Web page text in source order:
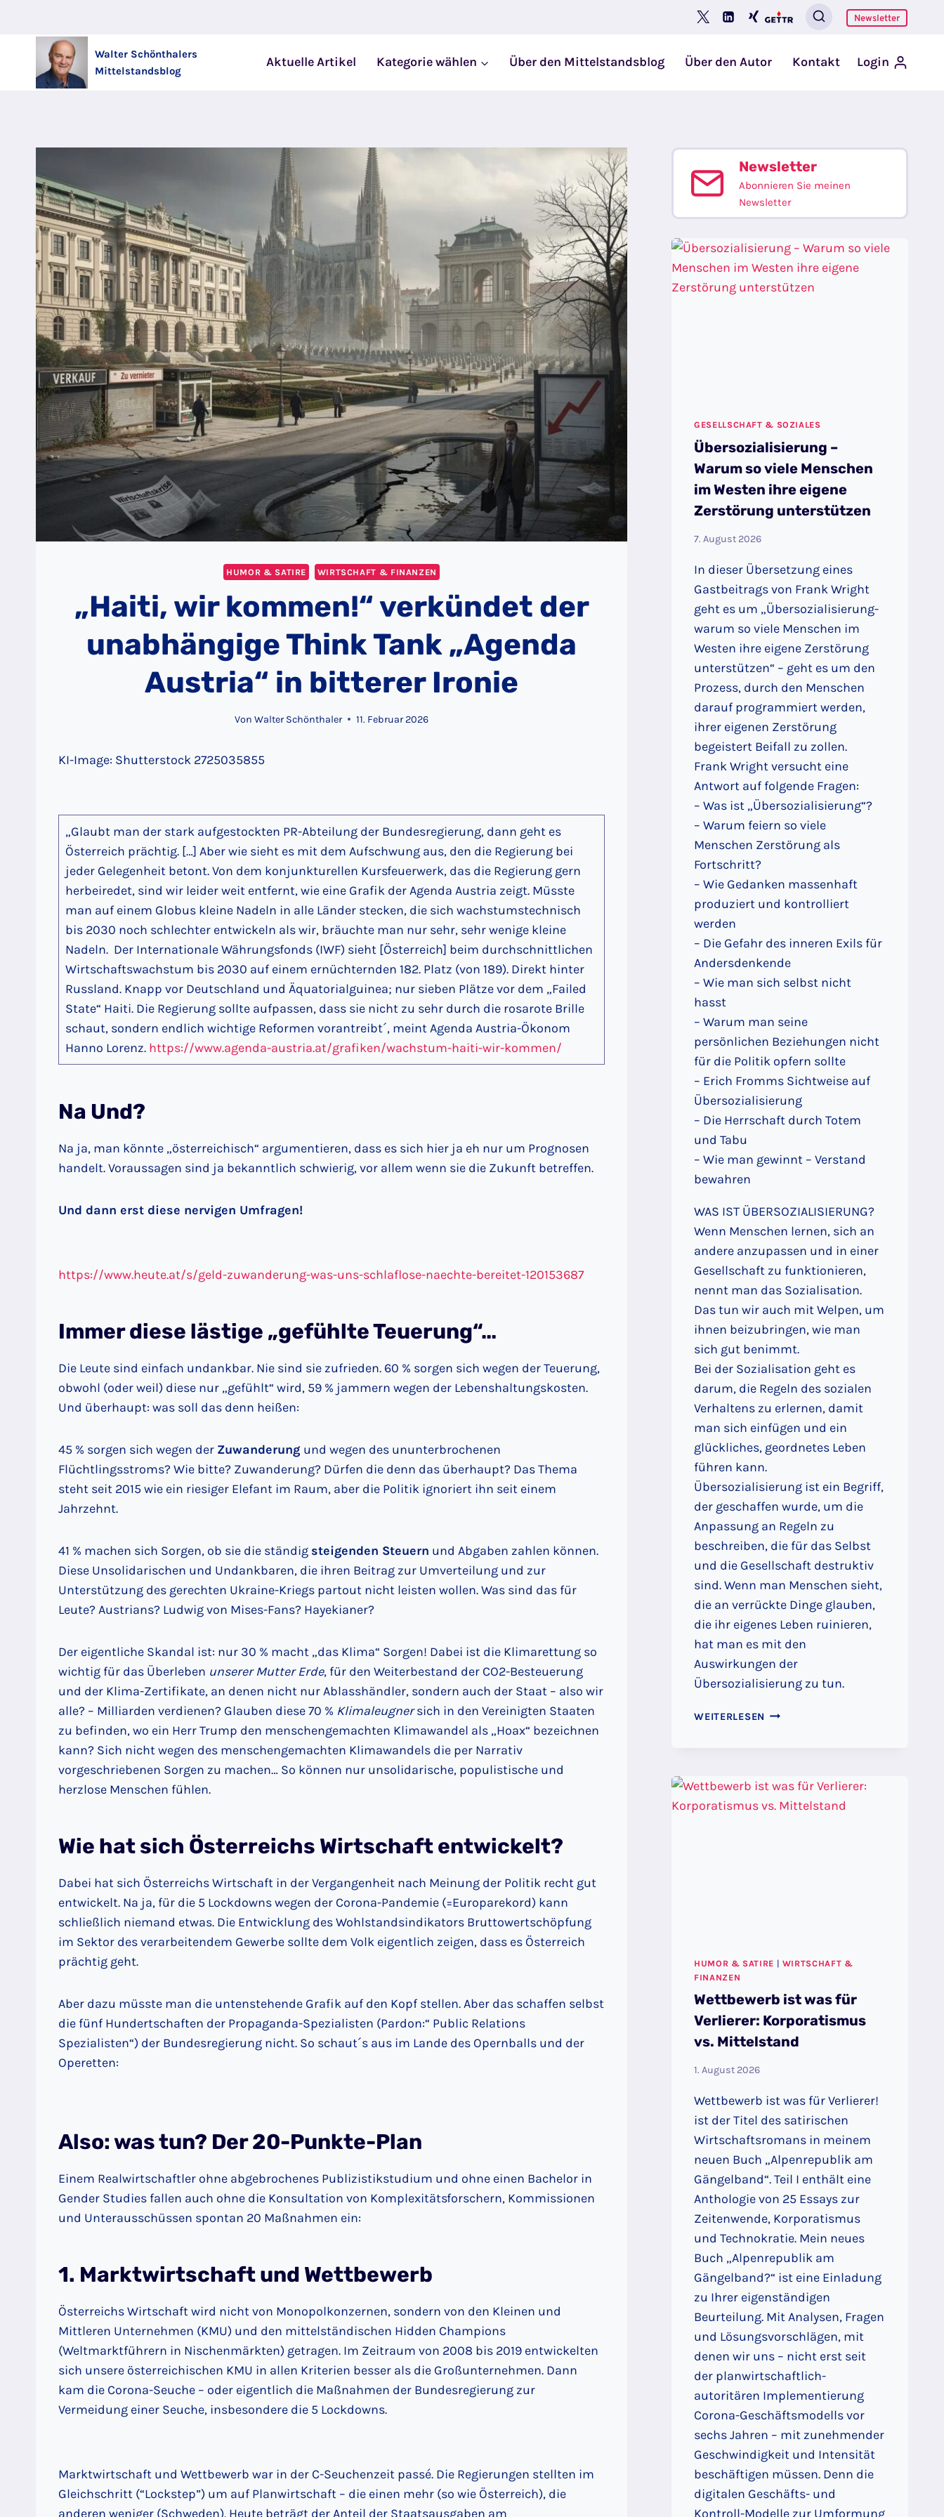
springen
Newsletter
Walter Schönthalers
Mittelstandsblog
Aktuelle Artikel Kategorie wählen Über den Mittelstandsblog Über den Autor Kontakt Login
HUMOR & SATIRE WIRTSCHAFT & FINANZEN
„Haiti, wir kommen!“ verkündet der
unabhängige Think Tank „Agenda
Austria“ in bitterer Ironie
Von Walter Schönthaler 11. Februar 2026
KI-Image: Shutterstock 2725035855
„Glaubt man der stark aufgestockten PR-Abteilung der Bundesregierung, dann geht es
Österreich prächtig. […] Aber wie sieht es mit dem Aufschwung aus, den die Regierung bei
jeder Gelegenheit betont. Von dem konjunkturellen Kursfeuerwerk, das die Regierung gern
herbeiredet, sind wir leider weit entfernt, wie eine Grafik der Agenda Austria zeigt. Müsste
man auf einem Globus kleine Nadeln in alle Länder stecken, die sich wachstumstechnisch
bis 2030 noch schlechter entwickeln als wir, bräuchte man nur sehr, sehr wenige kleine
Nadeln. Der Internationale Währungsfonds (IWF) sieht [Österreich] beim durchschnittlichen
Wirtschaftswachstum bis 2030 auf einem ernüchternden 182. Platz (von 189). Direkt hinter
Russland. Knapp vor Deutschland und Äquatorialguinea; nur sieben Plätze vor dem „Failed
State“ Haiti. Die Regierung sollte aufpassen, dass sie nicht zu sehr durch die rosarote Brille
schaut, sondern endlich wichtige Reformen vorantreibt´, meint Agenda Austria-Ökonom
Hanno Lorenz. https://www.agenda-austria.at/grafiken/wachstum-haiti-wir-kommen/
Na Und?
Na ja, man könnte „österreichisch“ argumentieren, dass es sich hier ja eh nur um Prognosen
handelt. Voraussagen sind ja bekanntlich schwierig, vor allem wenn sie die Zukunft betreffen.
Und dann erst diese nervigen Umfragen!
https://www.heute.at/s/geld-zuwanderung-was-uns-schlaflose-naechte-bereitet-120153687
Immer diese lästige „gefühlte Teuerung“…
Die Leute sind einfach undankbar. Nie sind sie zufrieden. 60 % sorgen sich wegen der Teuerung,
obwohl (oder weil) diese nur „gefühlt“ wird, 59 % jammern wegen der Lebenshaltungskosten.
Und überhaupt: was soll das denn heißen:
45 % sorgen sich wegen der Zuwanderung und wegen des ununterbrochenen
Flüchtlingsstroms? Wie bitte? Zuwanderung? Dürfen die denn das überhaupt? Das Thema
steht seit 2015 wie ein riesiger Elefant im Raum, aber die Politik ignoriert ihn seit einem
Jahrzehnt.
41 % machen sich Sorgen, ob sie die ständig steigenden Steuern und Abgaben zahlen können.
Diese Unsolidarischen und Undankbaren, die ihren Beitrag zur Umverteilung und zur
Unterstützung des gerechten Ukraine-Kriegs partout nicht leisten wollen. Was sind das für
Leute? Austrians? Ludwig von Mises-Fans? Hayekianer?
Der eigentliche Skandal ist: nur 30 % macht „das Klima“ Sorgen! Dabei ist die Klimarettung so
wichtig für das Überleben unserer Mutter Erde, für den Weiterbestand der CO2-Besteuerung
und der Klima-Zertifikate, an denen nicht nur Ablasshändler, sondern auch der Staat – also wir
alle? – Milliarden verdienen? Glauben diese 70 % Klimaleugnersich in den Vereinigten Staaten
zu befinden, wo ein Herr Trump den menschengemachten Klimawandel als „Hoax“ bezeichnen
kann? Sich nicht wegen des menschengemachten Klimawandels die per Narrativ
vorgeschriebenen Sorgen zu machen… So können nur unsolidarische, populistische und
herzlose Menschen fühlen.
Wie hat sich Österreichs Wirtschaft entwickelt?
Dabei hat sich Österreichs Wirtschaft in der Vergangenheit nach Meinung der Politik recht gut
entwickelt. Na ja, für die 5 Lockdowns wegen der Corona-Pandemie (=Europarekord) kann
schließlich niemand etwas. Die Entwicklung des Wohlstandsindikators Bruttowertschöpfung
im Sektor des verarbeitendem Gewerbe sollte dem Volk eigentlich zeigen, dass es Österreich
prächtig geht.
Aber dazu müsste man die untenstehende Grafik auf den Kopf stellen. Aber das schaffen selbst
die fünf Hundertschaften der Propaganda-Spezialisten (Pardon:“ Public Relations
Spezialisten“) der Bundesregierung nicht. So schaut´s aus im Lande des Opernballs und der
Operetten:
Also: was tun? Der 20-Punkte-Plan
Einem Realwirtschaftler ohne abgebrochenes Publizistikstudium und ohne einen Bachelor in
Gender Studies fallen auch ohne die Konsultation von Komplexitätsforschern, Kommissionen
und Unterausschüssen spontan 20 Maßnahmen ein:
1. Marktwirtschaft und Wettbewerb
Österreichs Wirtschaft wird nicht von Monopolkonzernen, sondern von den Kleinen und
Mittleren Unternehmen (KMU) und den mittelständischen Hidden Champions
(Weltmarktführern in Nischenmärkten) getragen. Im Zeitraum von 2008 bis 2019 entwickelten
sich unsere österreichischen KMU in allen Kriterien besser als die Großunternehmen. Dann
kam die Corona-Seuche – oder eigentlich die Maßnahmen der Bundesregierung zur
Vermeidung einer Seuche, insbesondere die 5 Lockdowns.
Marktwirtschaft und Wettbewerb war in der C-Seuchenzeit passé. Die Regierungen stellten im
Gleichschritt (“Lockstep”) um auf Planwirtschaft – die einen mehr (so wie Österreich), die
anderen weniger (Schweden). Heute beträgt der Anteil der Staatsausgaben am
Newsletter
Abonnieren Sie meinen
Newsletter
GESELLSCHAFT & SOZIALES
Übersozialisierung –
Warum so viele Menschen
im Westen ihre eigene
Zerstörung unterstützen
7. August 2026
In dieser Übersetzung eines
Gastbeitrags von Frank Wright
geht es um „Übersozialisierung-
warum so viele Menschen im
Westen ihre eigene Zerstörung
unterstützen“ – geht es um den
Prozess, durch den Menschen
darauf programmiert werden,
ihrer eigenen Zerstörung
begeistert Beifall zu zollen.
Frank Wright versucht eine
Antwort auf folgende Fragen:
– Was ist „Übersozialisierung“?
– Warum feiern so viele
Menschen Zerstörung als
Fortschritt?
– Wie Gedanken massenhaft
produziert und kontrolliert
werden
– Die Gefahr des inneren Exils für
Andersdenkende
– Wie man sich selbst nicht
hasst
– Warum man seine
persönlichen Beziehungen nicht
für die Politik opfern sollte
– Erich Fromms Sichtweise auf
Übersozialisierung
– Die Herrschaft durch Totem
und Tabu
– Wie man gewinnt – Verstand
bewahren
WAS IST ÜBERSOZIALISIERUNG?
Wenn Menschen lernen, sich an
andere anzupassen und in einer
Gesellschaft zu funktionieren,
nennt man das Sozialisation.
Das tun wir auch mit Welpen, um
ihnen beizubringen, wie man
sich gut benimmt.
Bei der Sozialisation geht es
darum, die Regeln des sozialen
Verhaltens zu erlernen, damit
man sich einfügen und ein
glückliches, geordnetes Leben
führen kann.
Übersozialisierung ist ein Begriff,
der geschaffen wurde, um die
Anpassung an Regeln zu
beschreiben, die für das Selbst
und die Gesellschaft destruktiv
sind. Wenn man Menschen sieht,
die an verrückte Dinge glauben,
die ihr eigenes Leben ruinieren,
hat man es mit den
Auswirkungen der
Übersozialisierung zu tun.
WEITERLESEN ÜBERSOZIALISIERUNG
MENSCHEN
IM
HUMOR & SATIRE | WIRTSCHAFT &
FINANZEN
Wettbewerb ist was für
Verlierer: Korporatismus
vs. Mittelstand
1. August 2026
Wettbewerb ist was für Verlierer!
ist der Titel des satirischen
Wirtschaftsromans in meinem
neuen Buch „Alpenrepublik am
Gängelband“. Teil I enthält eine
Anthologie von 25 Essays zur
Zeitenwende, Korporatismus
und Technokratie. Mein neues
Buch „Alpenrepublik am
Gängelband?“ ist eine Einladung
zu Ihrer eigenständigen
Beurteilung. Mit Analysen, Fragen
und Lösungsvorschlägen, mit
denen wir uns – nicht erst seit
der planwirtschaftlich-
autoritären Implementierung
Corona-Geschäftsmodells vor
sechs Jahren – mit zunehmender
Geschwindigkeit und Intensität
beschäftigen müssen. Denn die
digitalen Geschäfts- und
Kontroll-Modelle zur Umformung